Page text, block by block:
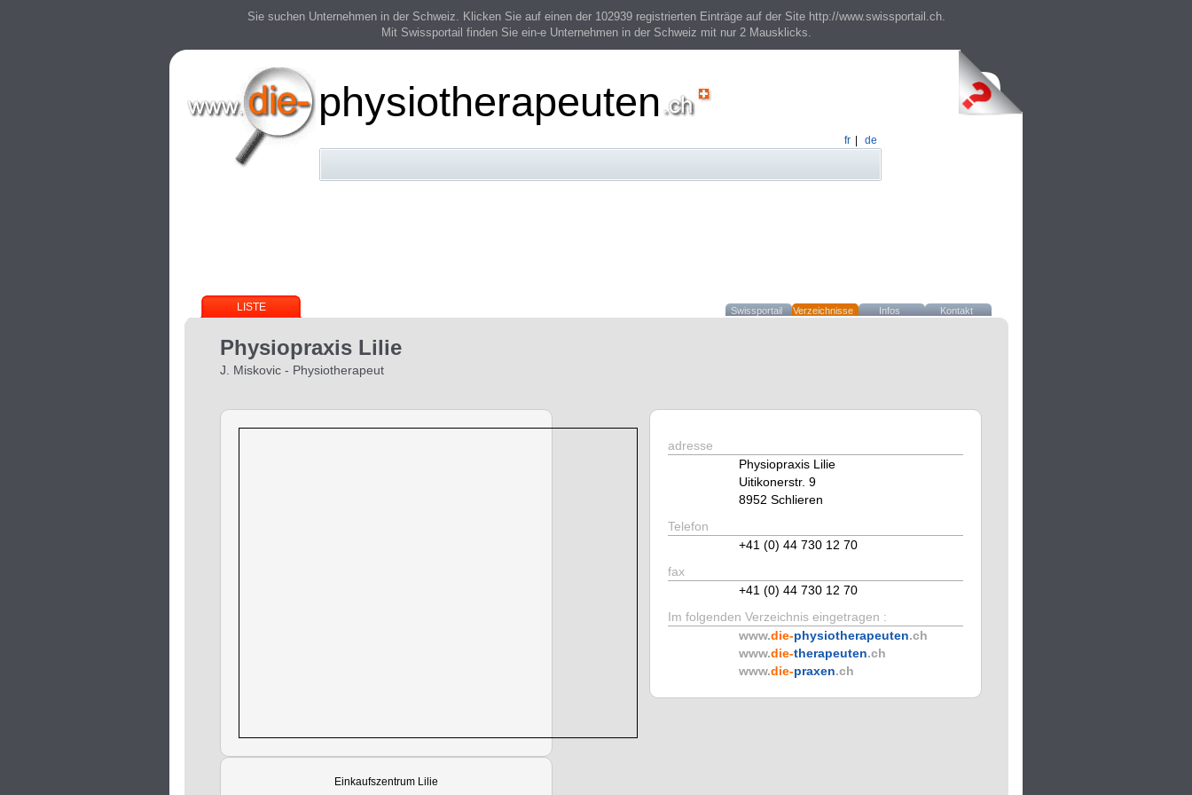
Sie suchen Unternehmen in der Schweiz. Klicken Sie auf einen der 102939 registrierten Einträge auf der Site http://www.swissportail.ch.
Mit Swissportail finden Sie ein-e Unternehmen in der Schweiz mit nur 2 Mausklicks.
physiotherapeuten
fr de
LISTE Swissportail Verzeichnisse Infos Kontakt
Physiopraxis Lilie
J. Miskovic - Physiotherapeut
Einkaufszentrum Lilie
adresse
Physiopraxis Lilie
Uitikonerstr. 9
8952 Schlieren
Telefon
+41 (0) 44 730 12 70
fax
+41 (0) 44 730 12 70
Im folgenden Verzeichnis eingetragen :
www.die-physiotherapeuten.ch
www.die-therapeuten.ch
www.die-praxen.ch